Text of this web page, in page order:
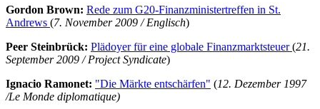
Gordon Brown: Rede zum G20-Finanzministertreffen in St.
Andrews (7. November 2009 / Englisch)
Peer Steinbrück: Plädoyer für eine globale Finanzmarktsteuer(21.
September 2009 / Project Syndicate)
Ignacio Ramonet: "Die Märkte entschärfen" (12. Dezember 1997
/Le Monde diplomatique)